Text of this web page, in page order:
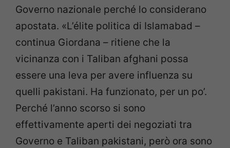
Governo nazionale perché lo considerano
apostata. «L’élite politica di Islamabad –
continua Giordana – ritiene che la
vicinanza con i Taliban afghani possa
essere una leva per avere influenza su
quelli pakistani. Ha funzionato, per un po’.
Perché l’anno scorso si sono
effettivamente aperti dei negoziati tra
Governo e Taliban pakistani, però ora sono